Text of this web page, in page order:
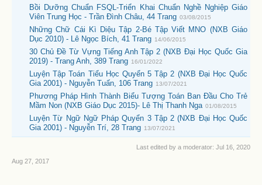
Bồi Dưỡng Chuẩn FSQL-Triển Khai Chuẩn Nghề Nghiệp Giáo
Viên Trung Học - Trần Đình Châu, 44 Trang 03/08/2015
Những Chữ Cái Kì Diệu Tập 2-Bé Tập Viết MNO (NXB Giáo
Dục 2010) - Lê Ngọc Bích, 41 Trang 14/06/2015
30 Chủ Đề Từ Vựng Tiếng Anh Tập 2 (NXB Đại Học Quốc Gia
2019) - Trang Anh, 389 Trang 16/01/2022
Luyện Tập Toán Tiểu Học Quyển 5 Tập 2 (NXB Đại Học Quốc
Gia 2001) - Nguyễn Tuấn, 106 Trang 13/07/2021
Phương Pháp Hình Thành Biểu Tượng Toán Ban Đầu Cho Trẻ
Mầm Non (NXB Giáo Dục 2015)- Lê Thị Thanh Nga 01/08/2015
Luyện Từ Ngữ Ngữ Pháp Quyển 3 Tập 2 (NXB Đại Học Quốc
Gia 2001) - Nguyễn Trí, 28 Trang 13/07/2021
Last edited by a moderator: Jul 16, 2020
Aug 27, 2017